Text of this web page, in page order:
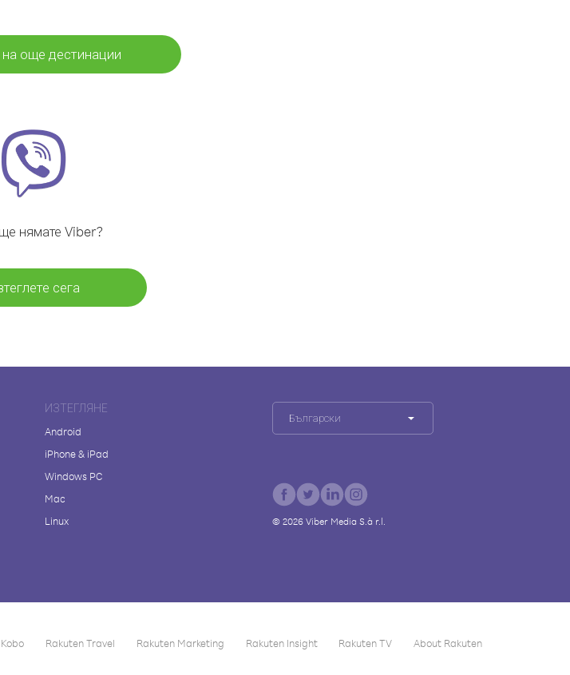
още дестинации
нямате Viber?
сега
ИЗТЕГЛЯНЕ
Android
iPhone & iPad
Windows PC
Mac
Linux
Български
© 2026 Viber Media S.à r.l.
Rakuten Travel Rakuten Marketing Rakuten Insight Rakuten TV About Rakuten